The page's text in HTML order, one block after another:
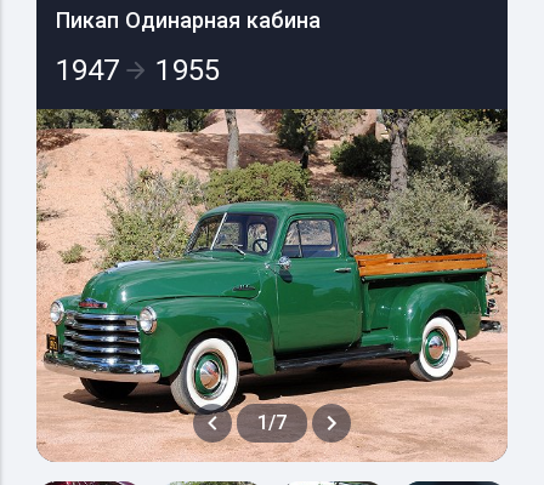
Пикап Одинарная кабина
1947 1955
1/7